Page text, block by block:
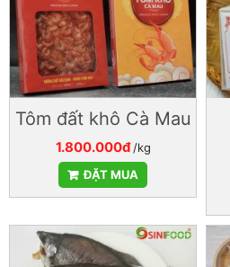
Tôm đất khô Cà Mau
1.800.000đ /kg
ĐẶT MUA